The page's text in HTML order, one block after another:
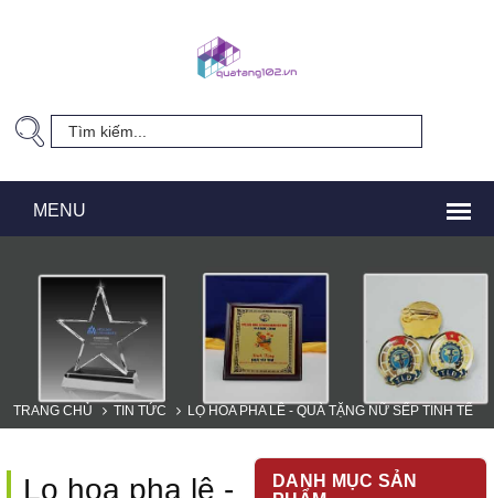
TRANG CHỦ TIN TỨC LỌ HOA PHA LÊ - QUÀ TẶNG NỮ SẾP TINH TẾ
Lọ hoa pha lê -
DANH MỤC SẢN